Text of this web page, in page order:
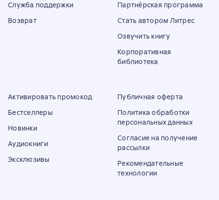
Служба поддержки
Возврат
Партнёрская программа
Стать автором Литрес
Озвучить книгу
Корпоративная
библиотека
Активировать промокод
Бестселлеры
Новинки
Аудиокниги
Эксклюзивы
Публичная оферта
Политика обработки
персональных данных
Согласие на получение
рассылки
Рекомендательные
технологии